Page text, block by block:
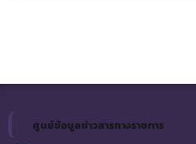
ศูนย์ข้อมูลข่าวสารทางราชการ